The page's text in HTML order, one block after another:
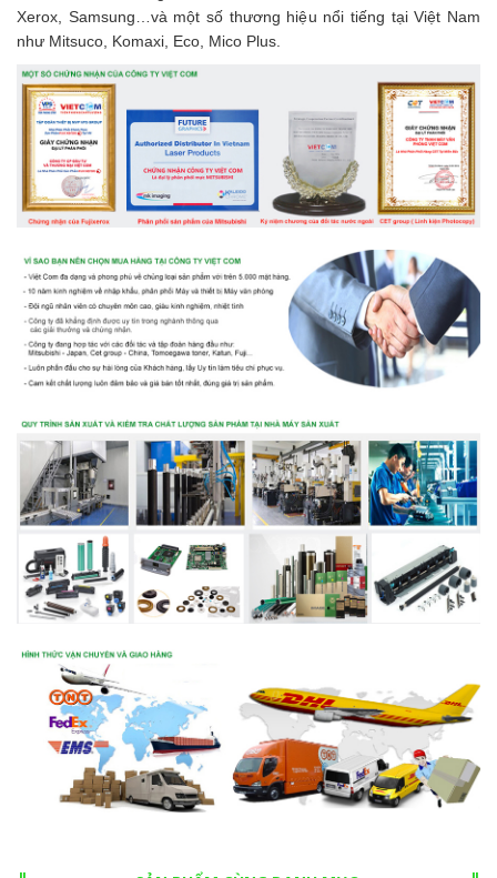
Xerox, Samsung…và một số thương hiệu nổi tiếng tại Việt Nam
như Mitsuco, Komaxi, Eco, Mico Plus.